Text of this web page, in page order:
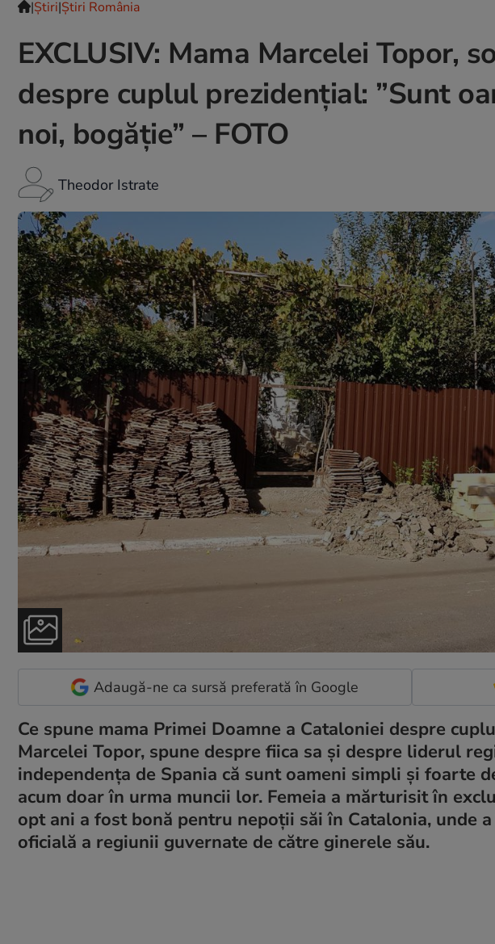
|Ştiri|Știri România
EXCLUSIV: Mama Marcelei Topor,
despre cuplul prezidențial: ”Sunt
noi, bogăție” – FOTO
Theodor Istrate
Adaugă-ne ca sursă preferată în Google
Ce spune mama Primei Doamne a Cataloniei despre
Marcelei Topor, spune despre fiica sa și despre liderul
independența de Spania că sunt oameni simpli și foarte
acum doar în urma muncii lor. Femeia a mărturisit în
opt ani a fost bonă pentru nepoții săi în Catalonia, unde
oficială a regiunii guvernate de către ginerele său.